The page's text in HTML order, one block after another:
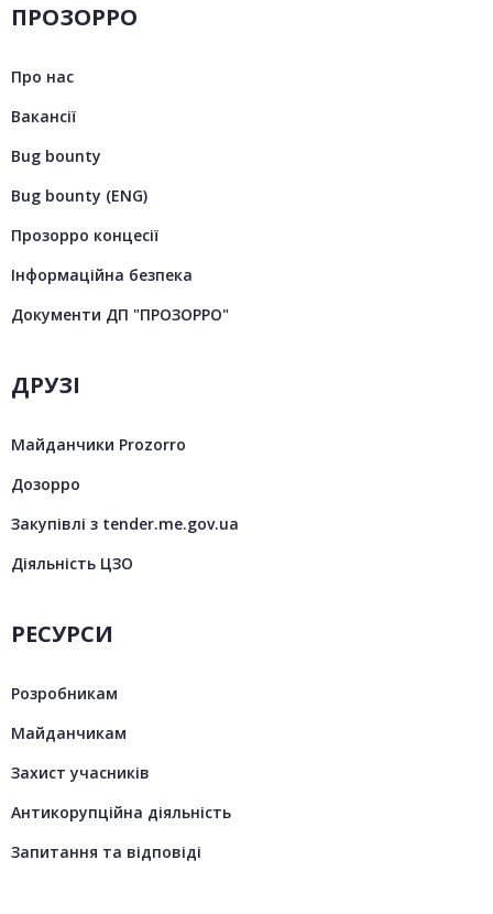
ПРОЗОРРО
Про нас
Вакансії
Bug bounty
Bug bounty (ENG)
Прозорро концесії
Інформаційна безпека
Документи ДП "ПРОЗОРРО"
ДРУЗІ
Майданчики Prozorro
Дозорро
Закупівлі з tender.me.gov.ua
Діяльність ЦЗО
РЕСУРСИ
Розробникам
Майданчикам
Захист учасників
Антикорупційна діяльність
Запитання та відповіді